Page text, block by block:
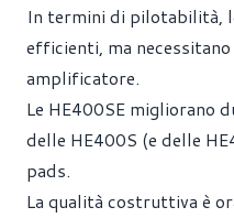
In termini di pilotabilità,
efficienti, ma
amplificatore.
Le HE400SE migliorano
delle HE400S (e delle
pads.
La qualità costruttiva è